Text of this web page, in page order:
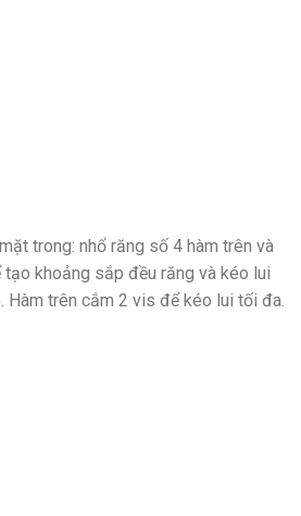
trong: nhổ răng số 4 hàm trên và
khoảng sắp đều răng và kéo lui
Hàm trên cắm 2 vis để kéo lui tối đa.